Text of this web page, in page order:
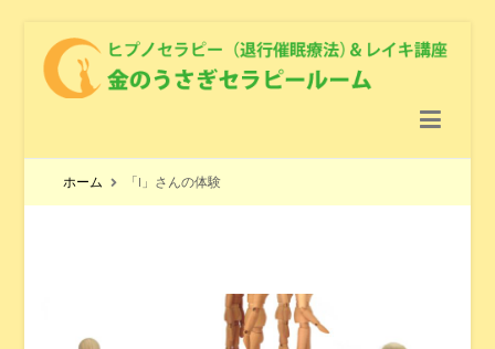
ヒプノセラピー（退行催眠療法） ＆レイキ講座 ＆ クリスタル
ホーム 「I」さんの体験